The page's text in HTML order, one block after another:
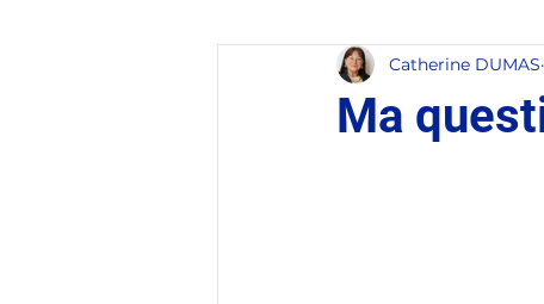
Chine Conseil
Ma
Catherine DUMAS